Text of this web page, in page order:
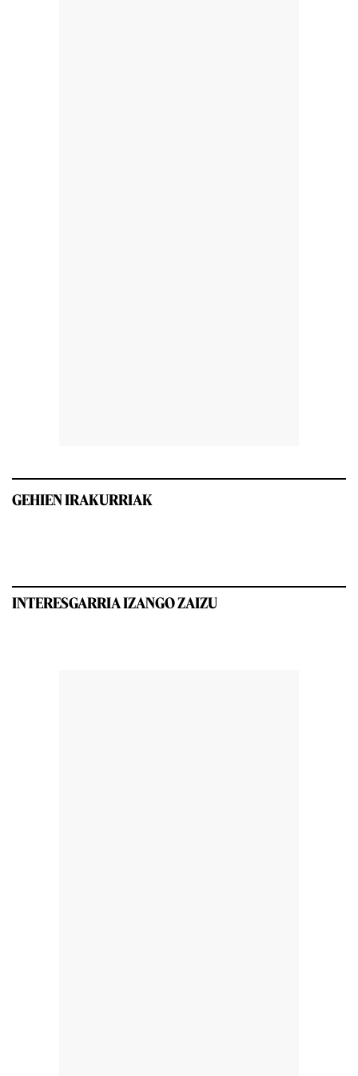
GEHIEN IRAKURRIAK
INTERESGARRIA IZANGO ZAIZU